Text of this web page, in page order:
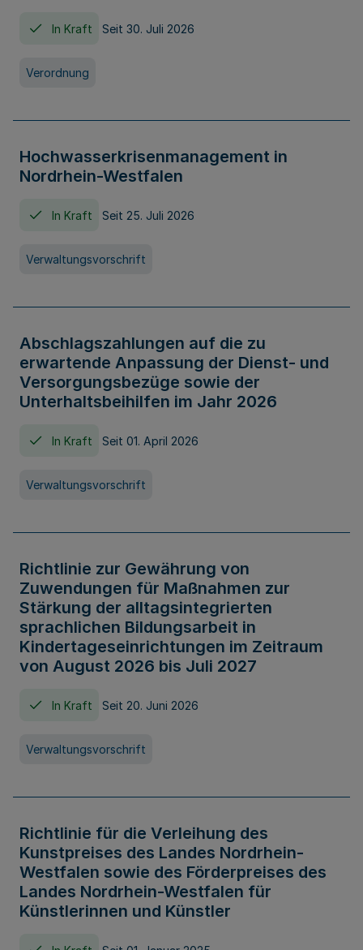
In Kraft Seit 30. Juli 2026
Verordnung
Hochwasserkrisenmanagement in
Nordrhein-Westfalen
In Kraft Seit 25. Juli 2026
Verwaltungsvorschrift
Abschlagszahlungen auf die zu
erwartende Anpassung der Dienst- und
Versorgungsbezüge sowie der
Unterhaltsbeihilfen im Jahr 2026
In Kraft Seit 01. April 2026
Verwaltungsvorschrift
Richtlinie zur Gewährung von
Zuwendungen für Maßnahmen zur
Stärkung der alltagsintegrierten
sprachlichen Bildungsarbeit in
Kindertageseinrichtungen im Zeitraum
von August 2026 bis Juli 2027
In Kraft Seit 20. Juni 2026
Verwaltungsvorschrift
Richtlinie für die Verleihung des
Kunstpreises des Landes Nordrhein-
Westfalen sowie des Förderpreises des
Landes Nordrhein-Westfalen für
Künstlerinnen und Künstler